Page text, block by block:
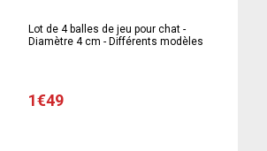
Lot de 4 balles de jeu pour chat -
Diamètre 4 cm - Différents modèles
1€49